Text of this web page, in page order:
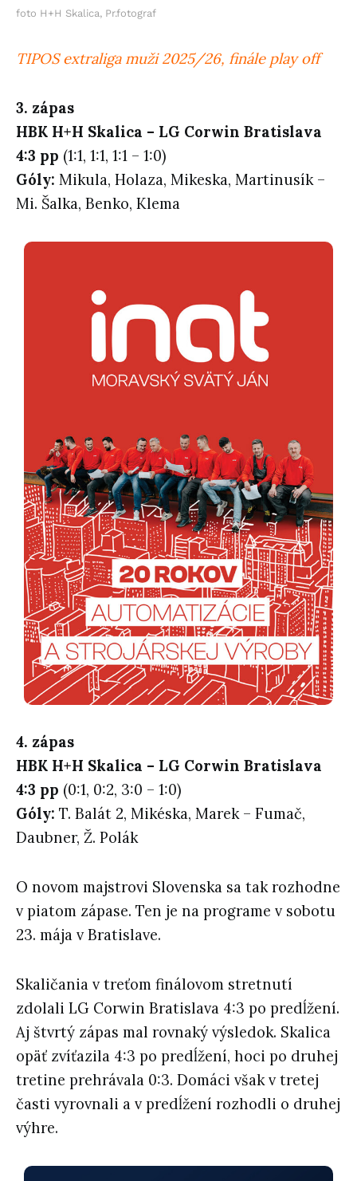
foto H+H Skalica, Pr.fotograf
TIPOS extraliga muži 2025/26, finále play off
3. zápas
HBK H+H Skalica – LG Corwin Bratislava
4:3 pp (1:1, 1:1, 1:1 – 1:0)
Góly: Mikula, Holaza, Mikeska, Martinusík –
Mi. Šalka, Benko, Klema
4. zápas
HBK H+H Skalica – LG Corwin Bratislava
4:3 pp (0:1, 0:2, 3:0 – 1:0)
Góly: T. Balát 2, Mikéska, Marek – Fumač,
Daubner, Ž. Polák
O novom majstrovi Slovenska sa tak rozhodne
v piatom zápase. Ten je na programe v sobotu
23. mája v Bratislave.
Skaličania v treťom finálovom stretnutí
zdolali LG Corwin Bratislava 4:3 po predĺžení.
Aj štvrtý zápas mal rovnaký výsledok. Skalica
opäť zvíťazila 4:3 po predĺžení, hoci po druhej
tretine prehrávala 0:3. Domáci však v tretej
časti vyrovnali a v predĺžení rozhodli o druhej
výhre.